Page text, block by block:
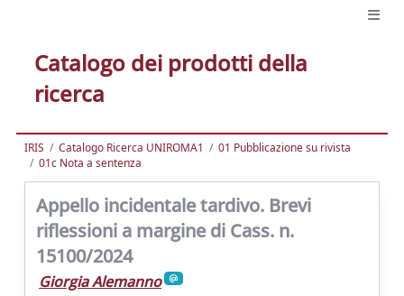
Catalogo dei prodotti della
ricerca
IRIS Catalogo Ricerca UNIROMA1
01 Pubblicazione su rivista
01c Nota a sentenza
Appello incidentale tardivo. Brevi
riflessioni a margine di Cass. n.
15100/2024
Giorgia Alemanno